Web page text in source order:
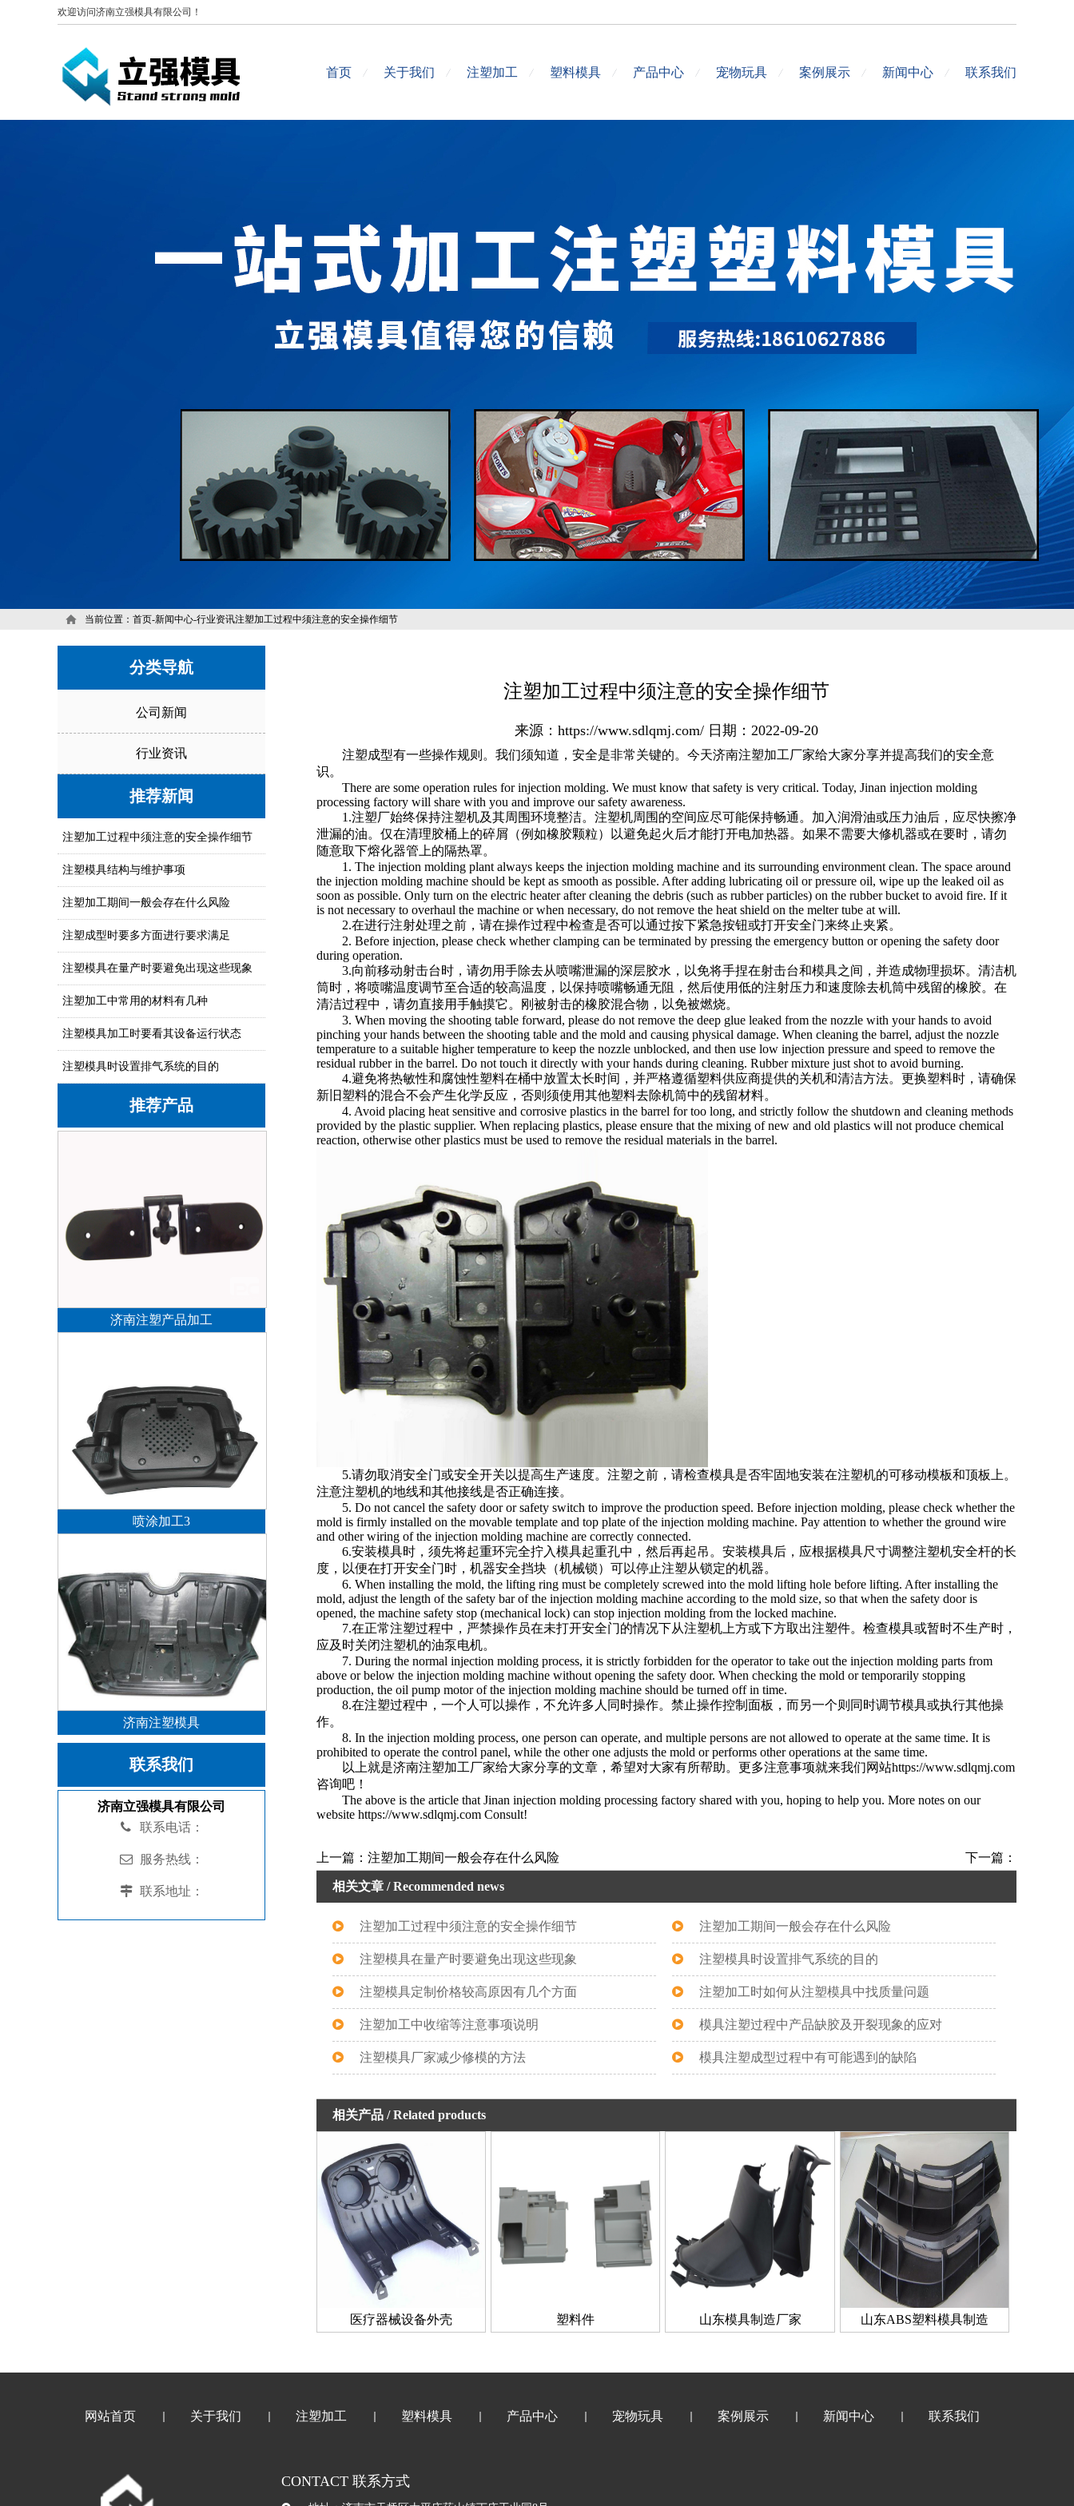
欢迎访问济南立强模具有限公司！
首页 关于我们 注塑加工 塑料模具 产品中心 宠物玩具 案例展示 新闻中心 联系我们
当前位置： 首页-新闻中心-行业资讯注塑加工过程中须注意的安全操作细节
分类导航
公司新闻
行业资讯
推荐新闻
注塑加工过程中须注意的安全操作细节
注塑模具结构与维护事项
注塑加工期间一般会存在什么风险
注塑成型时要多方面进行要求满足
注塑模具在量产时要避免出现这些现象
注塑加工中常用的材料有几种
注塑模具加工时要看其设备运行状态
注塑模具时设置排气系统的目的
推荐产品
济南注塑产品加工
喷涂加工3
济南注塑模具
联系我们
济南立强模具有限公司
联系电话：
服务热线：
联系地址：
注塑加工过程中须注意的安全操作细节
来源： https://www.sdlqmj.com/ 日期：2022-09-20
注塑成型有一些操作规则。我们须知道，安全是非常关键的。今天济南注塑加工厂家给大家分享并提高我们的安全意
识。
There are some operation rules for injection molding. We must know that safety is very critical. Today, Jinan injection molding
processing factory will share with you and improve our safety awareness.
1.注塑厂始终保持注塑机及其周围环境整洁。注塑机周围的空间应尽可能保持畅通。加入润滑油或压力油后，应尽快擦净
泄漏的油。仅在清理胶桶上的碎屑（例如橡胶颗粒）以避免起火后才能打开电加热器。如果不需要大修机器或在要时，请勿
随意取下熔化器管上的隔热罩。
1. The injection molding plant always keeps the injection molding machine and its surrounding environment clean. The space around
the injection molding machine should be kept as smooth as possible. After adding lubricating oil or pressure oil, wipe up the leaked oil as
soon as possible. Only turn on the electric heater after cleaning the debris (such as rubber particles) on the rubber bucket to avoid fire. If it
is not necessary to overhaul the machine or when necessary, do not remove the heat shield on the melter tube at will.
2.在进行注射处理之前，请在操作过程中检查是否可以通过按下紧急按钮或打开安全门来终止夹紧。
2. Before injection, please check whether clamping can be terminated by pressing the emergency button or opening the safety door
during operation.
3.向前移动射击台时，请勿用手除去从喷嘴泄漏的深层胶水，以免将手捏在射击台和模具之间，并造成物理损坏。清洁机
筒时，将喷嘴温度调节至合适的较高温度，以保持喷嘴畅通无阻，然后使用低的注射压力和速度除去机筒中残留的橡胶。在
清洁过程中，请勿直接用手触摸它。刚被射击的橡胶混合物，以免被燃烧。
3. When moving the shooting table forward, please do not remove the deep glue leaked from the nozzle with your hands to avoid
pinching your hands between the shooting table and the mold and causing physical damage. When cleaning the barrel, adjust the nozzle
temperature to a suitable higher temperature to keep the nozzle unblocked, and then use low injection pressure and speed to remove the
residual rubber in the barrel. Do not touch it directly with your hands during cleaning. Rubber mixture just shot to avoid burning.
4.避免将热敏性和腐蚀性塑料在桶中放置太长时间，并严格遵循塑料供应商提供的关机和清洁方法。更换塑料时，请确保
新旧塑料的混合不会产生化学反应，否则须使用其他塑料去除机筒中的残留材料。
4. Avoid placing heat sensitive and corrosive plastics in the barrel for too long, and strictly follow the shutdown and cleaning methods
provided by the plastic supplier. When replacing plastics, please ensure that the mixing of new and old plastics will not produce chemical
reaction, otherwise other plastics must be used to remove the residual materials in the barrel.
5.请勿取消安全门或安全开关以提高生产速度。注塑之前，请检查模具是否牢固地安装在注塑机的可移动模板和顶板上。
注意注塑机的地线和其他接线是否正确连接。
5. Do not cancel the safety door or safety switch to improve the production speed. Before injection molding, please check whether the
mold is firmly installed on the movable template and top plate of the injection molding machine. Pay attention to whether the ground wire
and other wiring of the injection molding machine are correctly connected.
6.安装模具时，须先将起重环完全拧入模具起重孔中，然后再起吊。安装模具后，应根据模具尺寸调整注塑机安全杆的长
度，以便在打开安全门时，机器安全挡块（机械锁）可以停止注塑从锁定的机器。
6. When installing the mold, the lifting ring must be completely screwed into the mold lifting hole before lifting. After installing the
mold, adjust the length of the safety bar of the injection molding machine according to the mold size, so that when the safety door is
opened, the machine safety stop (mechanical lock) can stop injection molding from the locked machine.
7.在正常注塑过程中，严禁操作员在未打开安全门的情况下从注塑机上方或下方取出注塑件。检查模具或暂时不生产时，
应及时关闭注塑机的油泵电机。
7. During the normal injection molding process, it is strictly forbidden for the operator to take out the injection molding parts from
above or below the injection molding machine without opening the safety door. When checking the mold or temporarily stopping
production, the oil pump motor of the injection molding machine should be turned off in time.
8.在注塑过程中，一个人可以操作，不允许多人同时操作。禁止操作控制面板，而另一个则同时调节模具或执行其他操
作。
8. In the injection molding process, one person can operate, and multiple persons are not allowed to operate at the same time. It is
prohibited to operate the control panel, while the other one adjusts the mold or performs other operations at the same time.
以上就是济南注塑加工厂家给大家分享的文章，希望对大家有所帮助。更多注意事项就来我们网站https://www.sdlqmj.com
咨询吧！
The above is the article that Jinan injection molding processing factory shared with you, hoping to help you. More notes on our
website https://www.sdlqmj.com Consult!
上一篇：注塑加工期间一般会存在什么风险 下一篇：
相关文章 / Recommended news
注塑加工过程中须注意的安全操作细节 注塑加工期间一般会存在什么风险
注塑模具在量产时要避免出现这些现象 注塑模具时设置排气系统的目的
注塑模具定制价格较高原因有几个方面 注塑加工时如何从注塑模具中找质量问题
注塑加工中收缩等注意事项说明 模具注塑过程中产品缺胶及开裂现象的应对
注塑模具厂家减少修模的方法 模具注塑成型过程中有可能遇到的缺陷
相关产品 / Related products
医疗器械设备外壳 塑料件 山东模具制造厂家 山东ABS塑料模具制造
网站首页 关于我们 注塑加工 塑料模具 产品中心 宠物玩具 案例展示 新闻中心 联系我们
CONTACT 联系方式